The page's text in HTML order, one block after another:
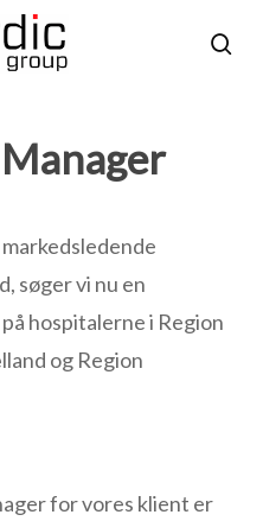
søger vi nu en
hospitalerne i Region
og Region
for vores klient er